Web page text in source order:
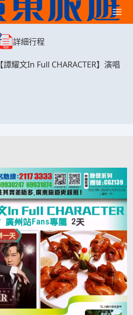
【譚耀文In Full CHARACTER】演唱
詳細行程